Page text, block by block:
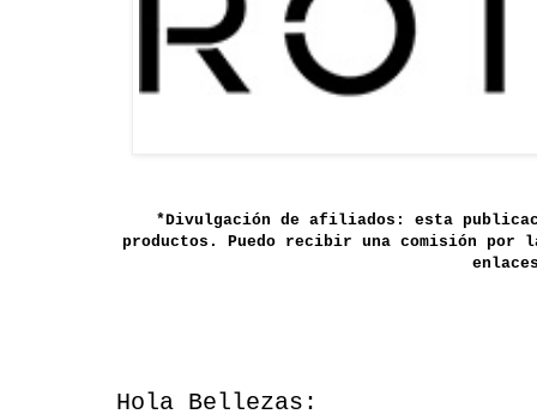
*Divulgación de afiliados: esta
productos. Puedo recibir una comisión por
Hola Bellezas: